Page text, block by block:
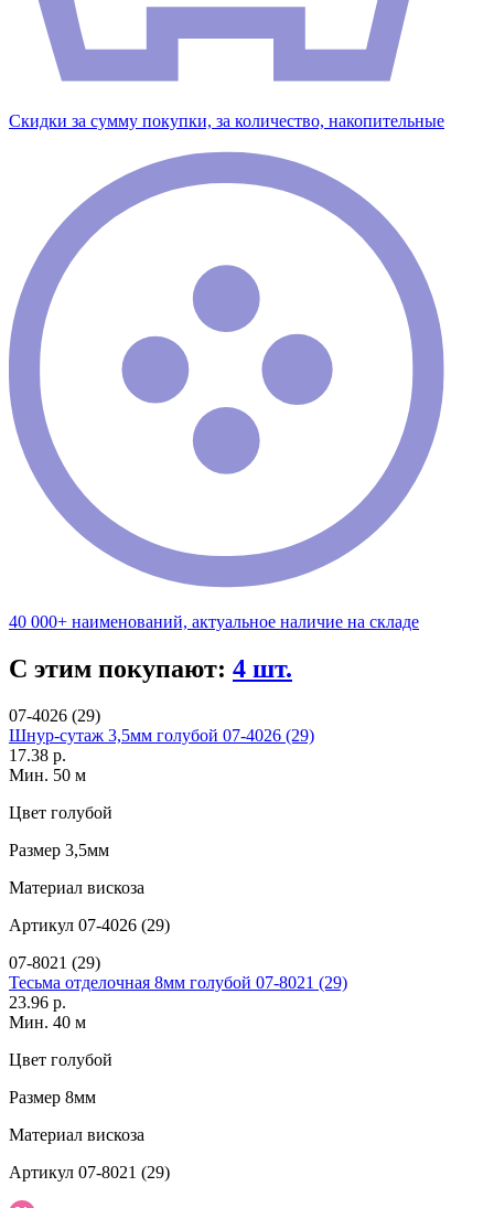
Скидки за сумму покупки, за количество, накопительные
40 000+ наименований, актуальное наличие на складе
С этим покупают: 4 шт.
07-4026 (29)
Шнур-сутаж 3,5мм голубой 07-4026 (29)
17.38 р.
Мин. 50 м
Цвет голубой
Размер 3,5мм
Материал вискоза
Артикул 07-4026 (29)
07-8021 (29)
Тесьма отделочная 8мм голубой 07-8021 (29)
23.96 р.
Мин. 40 м
Цвет голубой
Размер 8мм
Материал вискоза
Артикул 07-8021 (29)